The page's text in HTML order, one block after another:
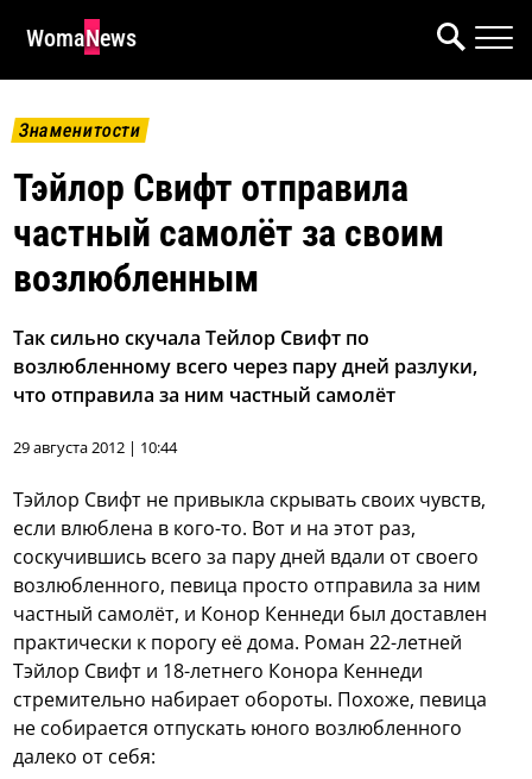
WomaNews
Знаменитости
Тэйлор Свифт отправила
частный самолёт за своим
возлюбленным
Так сильно скучала Тейлор Свифт по
возлюбленному всего через пару дней разлуки,
что отправила за ним частный самолёт
29 августа 2012 | 10:44
Тэйлор Свифт не привыкла скрывать своих чувств,
если влюблена в кого-то. Вот и на этот раз,
соскучившись всего за пару дней вдали от своего
возлюбленного, певица просто отправила за ним
частный самолёт, и Конор Кеннеди был доставлен
практически к порогу её дома. Роман 22-летней
Тэйлор Свифт и 18-летнего Конора Кеннеди
стремительно набирает обороты. Похоже, певица
не собирается отпускать юного возлюбленного
далеко от себя: